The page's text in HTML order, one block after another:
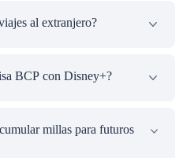
con unseguro vehicular
al extranjero?
hospitalizaciones y
BCP con Disney+?
tu plan deDisney+. Es la
disfrutan de momentos
millas para futuros